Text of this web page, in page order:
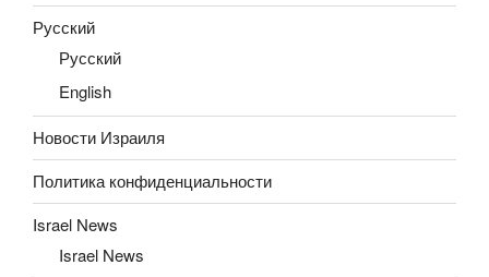
Русский
Русский
English
Новости Израиля
Политика конфиденциальности
Israel News
Israel News